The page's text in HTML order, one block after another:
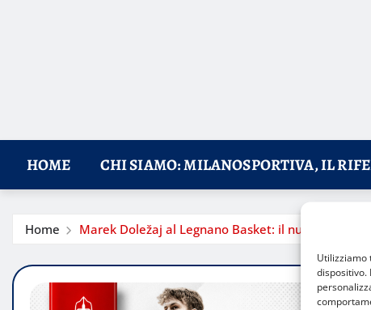
Utilizziamo
dispositivo.
HOME CHI SIAMO: MILANOSPORTIVA, IL
Home Marek Doležaj al Legnano Basket: il nuovo lungo